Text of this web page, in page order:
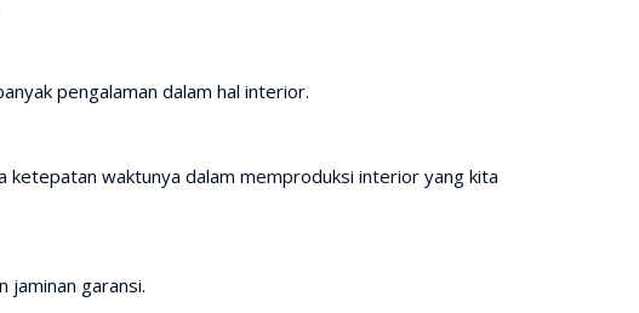
pengalaman dalam hal interior.
waktunya dalam memproduksi interior yang kita
jaminan garansi.